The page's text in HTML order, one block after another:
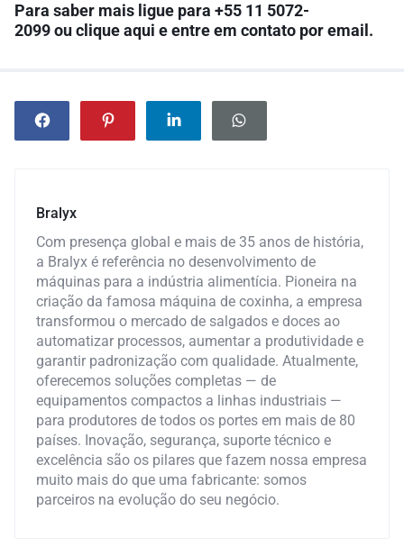
Para saber mais l igue para +55 11 5072-
2099ouclique aqui e entre em contato por email.
Bralyx
Com presença global e mais de 35 anos de história,
a Bralyx é referência no desenvolvimento de
máquinas para a indústria alimentícia. Pioneira na
criação da famosa máquina de coxinha, a empresa
transformou o mercado de salgados e doces ao
automatizar processos, aumentar a produtividade e
garantir padronização com qualidade. Atualmente,
oferecemos soluções completas — de
equipamentos compactos a linhas industriais —
para produtores de todos os portes em mais de 80
países. Inovação, segurança, suporte técnico e
excelência são os pilares que fazem nossa empresa
muito mais do que uma fabricante: somos
parceiros na evolução do seu negócio.